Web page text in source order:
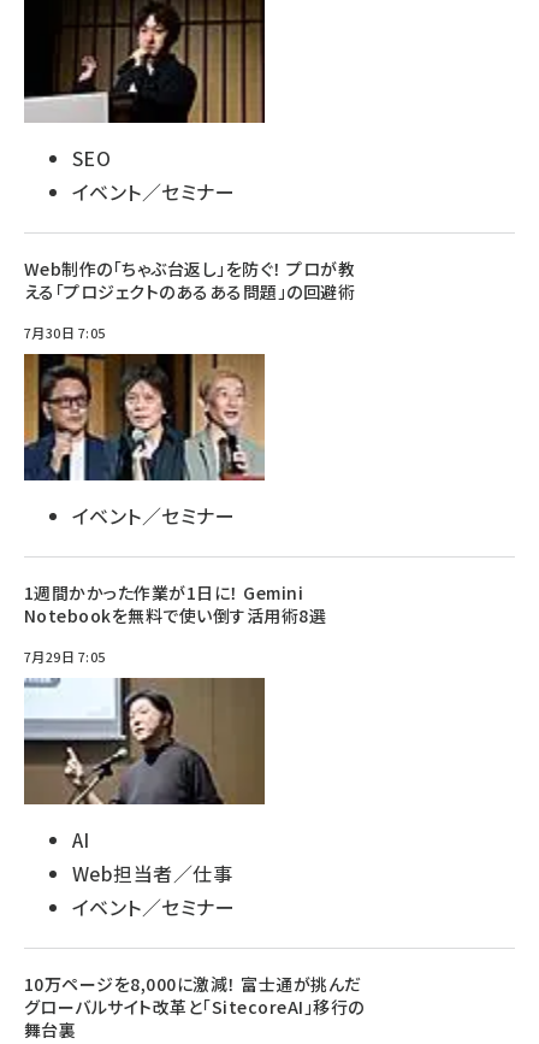
SEO
イベント／セミナー
Web制作の「ちゃぶ台返し」を防ぐ！ プロが教
える「プロジェクトのあるある問題」の回避術
7月30日 7:05
イベント／セミナー
1週間かかった作業が1日に！ Gemini
Notebookを無料で使い倒す活用術8選
7月29日 7:05
AI
Web担当者／仕事
イベント／セミナー
10万ページを8,000に激減！ 富士通が挑んだ
グローバルサイト改革と「SitecoreAI」移行の
舞台裏